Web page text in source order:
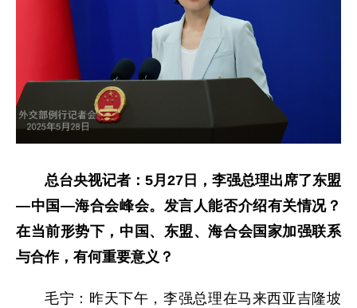
总台央视记者：5月27日，李强总理出席了东盟
—中国—海合会峰会。发言人能否介绍有关情况？
在当前形势下，中国、东盟、海合会国家加强联系
与合作，有何重要意义？
毛宁：昨天下午，李强总理在马来西亚吉隆坡